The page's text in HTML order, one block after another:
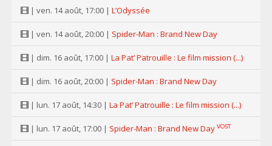
| ven. 14 août, 17:00 | L’Odyssée
| ven. 14 août, 20:00 | Spider-Man : Brand New Day
| dim. 16 août, 17:00 | La Pat’ Patrouille : Le film mission (...)
| dim. 16 août, 20:00 | Spider-Man : Brand New Day
| lun. 17 août, 14:30 | La Pat’ Patrouille : Le film mission (...)
| lun. 17 août, 17:00 | Spider-Man : Brand New Day VOST